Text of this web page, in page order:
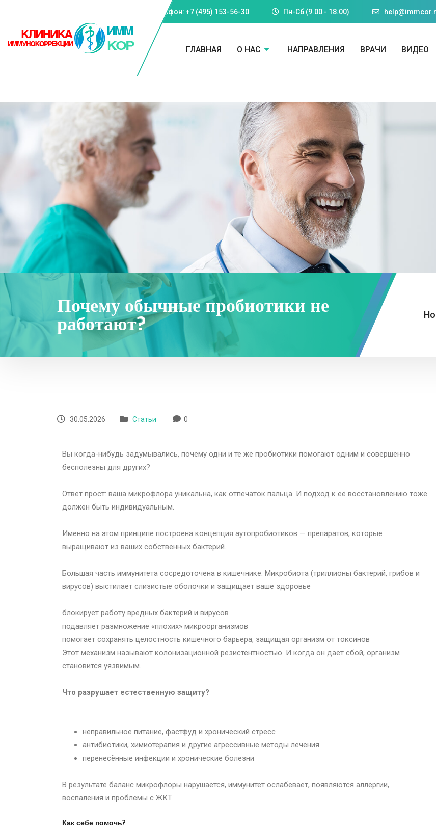
Телефон: +7 (495) 153-56-30 Пн-Cб (9.00 - 18.00)
ГЛАВНАЯ О НАС НАПРАВЛЕНИЯ ВРАЧИ ВИДЕО
Почему обычные пробиотики не
работают?
30.05.2026 Статьи 0
Вы когда-нибудь задумывались, почему одни и те же пробиотики помогают одним и совершенно
бесполезны для других?
Ответ прост: ваша микрофлора уникальна, как отпечаток пальца. И подход к её восстановлению тоже
должен быть индивидуальным.
Именно на этом принципе построена концепция аутопробиотиков — препаратов, которые
выращивают из ваших собственных бактерий.
Большая часть иммунитета сосредоточена в кишечнике. Микробиота (триллионы бактерий, грибов и
вирусов) выстилает слизистые оболочки и защищает ваше здоровье
блокирует работу вредных бактерий и вирусов
подавляет размножение «плохих» микроорганизмов
помогает сохранять целостность кишечного барьера, защищая организм от токсинов
Этот механизм называют колонизационной резистентностью. И когда он даёт сбой, организм
становится уязвимым.
Что разрушает естественную защиту?
неправильное питание, фастфуд и хронический стресс
антибиотики, химиотерапия и другие агрессивные методы лечения
перенесённые инфекции и хронические болезни
В результате баланс микрофлоры нарушается, иммунитет ослабевает, появляются аллергии,
воспаления и проблемы с ЖКТ.
Как себе помочь?